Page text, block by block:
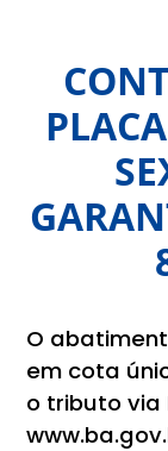
O
em cota
o tributo via